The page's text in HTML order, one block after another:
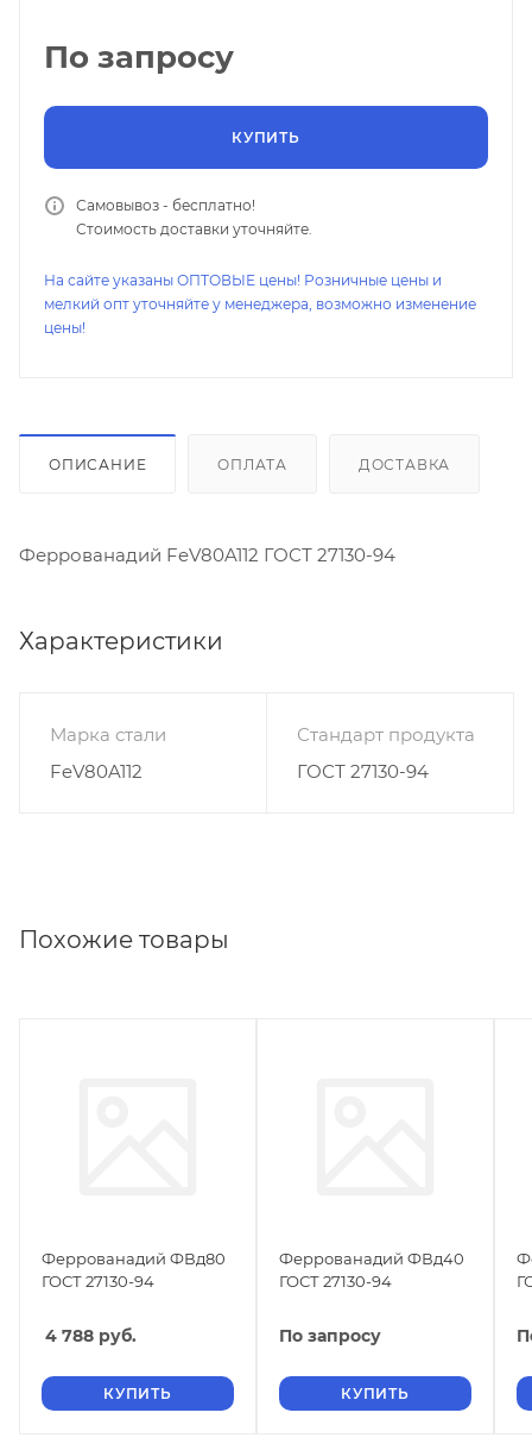
По запросу
КУПИТЬ
Самовывоз - бесплатно!
Стоимость доставки уточняйте.
На сайте указаны ОПТОВЫЕ цены! Розничные цены и
мелкий опт уточняйте у менеджера, возможно изменение
цены!
ОПИСАНИЕ ОПЛАТА ДОСТАВКА
Феррованадий FeV80A112 ГОСТ 27130-94
Характеристики
Марка стали
FeV80A112
Стандарт продукта
ГОСТ 27130-94
Похожие товары
Феррованадий ФВд80
ГОСТ 27130-94
4 788 руб.
КУПИТЬ
Феррованадий ФВд40
ГОСТ 27130-94
По запросу
КУПИТЬ